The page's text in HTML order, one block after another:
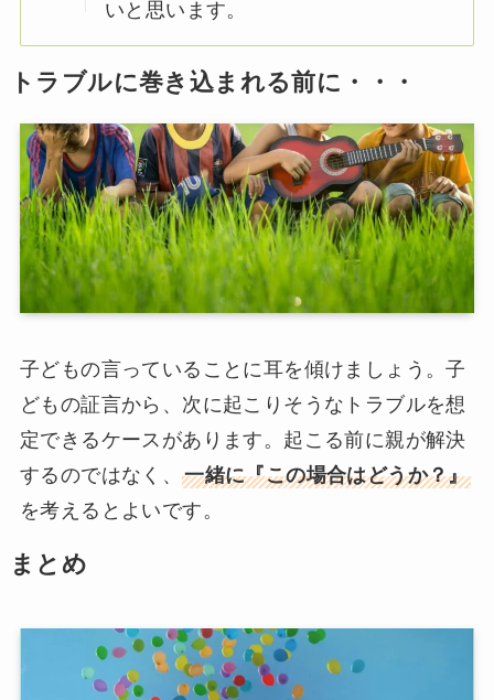
いと思います。
トラブルに巻き込まれる前に・・・
子どもの言っていることに耳を傾けましょう。子
どもの証言から、次に起こりそうなトラブルを想
定できるケースがあります。起こる前に親が解決
するのではなく、一緒に『この場合はどうか？』
を考えるとよいです。
まとめ